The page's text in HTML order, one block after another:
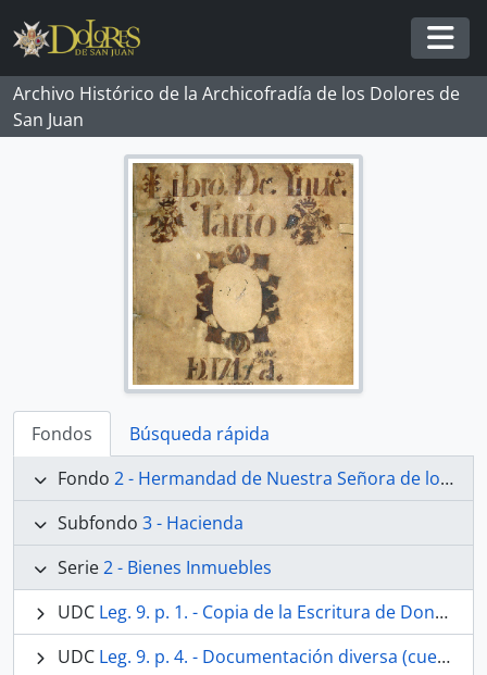
Skip to main content
Archivo Histórico de la Archicofradía de los Dolores de
San Juan
Fondos
Búsqueda rápida
Fondo 2 - Hermandad de Nuestra Señora de los Dolores
Subfondo 3 - Hacienda
Serie2 - Bienes Inmuebles
UDC Leg. 9. p. 1. - Copia de la Escritura de Donación a la Hermandad de Ntra. Sra. de los Dolores, de la capilla propiedad de Don Bernardo de Eslava, sita en la Parroquia de San Juan. 1696
UDC Leg. 9. p. 4. - Documentación diversa (cuentas, informes y pleitos) sobre la casa que dejó a la Hermandad de Ntra. Sra. de los Dolores Don Vicente Cejudo sita en la calle Ancha del Carmen. 1871-1780 y 1802